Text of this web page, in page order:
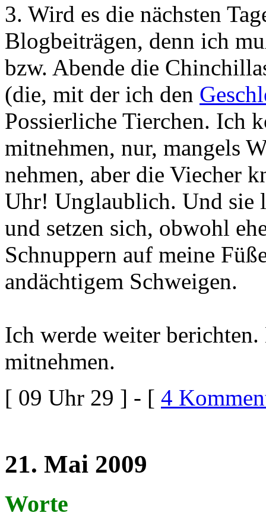
3. Wird es die nächsten
Blogbeiträgen, denn ich
bzw. Abende die
(die, mit der ich den
Possierliche Tierchen. Ich
mitnehmen, nur, mangels
nehmen, aber die Viecher
Uhr! Unglaublich. Und sie
und setzen sich, obwohl
Schnuppern auf meine
andächtigem Schweigen.
Ich werde weiter
mitnehmen.
[ 09 Uhr 29 ] - [ 4
21. Mai 2009
Worte